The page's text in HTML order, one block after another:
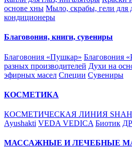
основе хны Мыло, скрабы, гели для
кондиционеры
Благовония, книги, сувениры
Благовония «Пушкар» Благовония
разных производителей Духи на
эфирных масел Специи Сувениры
КОСМЕТИКА
КОСМЕТИЧЕСКАЯ ЛИНИЯ
Ayushakti VEDA VEDICA Биотик
МАССАЖНЫЕ И ЛЕЧЕБНЫЕ